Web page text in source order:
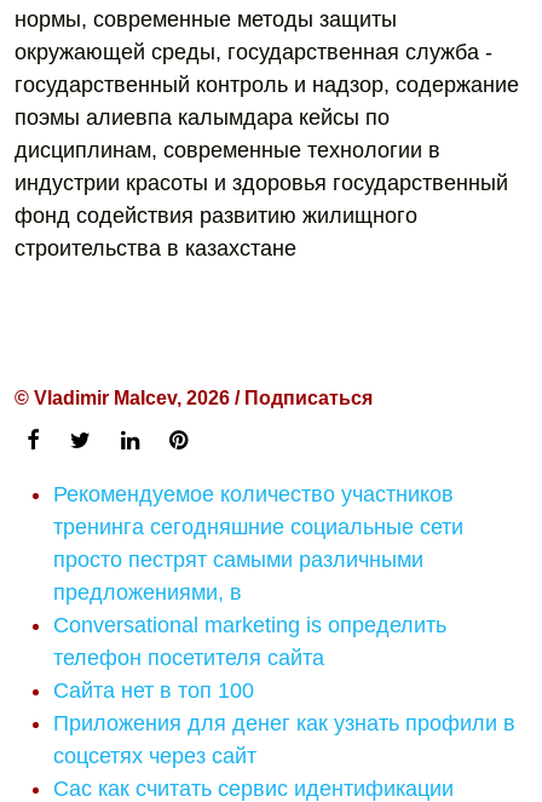
нормы, современные методы защиты
окружающей среды, государственная служба -
государственный контроль и надзор, содержание
поэмы алиевпа калымдара кейсы по
дисциплинам, современные технологии в
индустрии красоты и здоровья государственный
фонд содействия развитию жилищного
строительства в казахстане
© Vladimir Malcev, 2026 / Подписаться
Рекомендуемое количество участников
тренинга сегодняшние социальные сети
просто пестрят самыми различными
предложениями, в
Conversational marketing is определить
телефон посетителя сайта
Сайта нет в топ 100
Приложения для денег как узнать профили в
соцсетях через сайт
Cac как считать сервис идентификации